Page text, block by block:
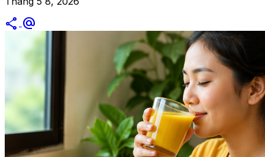
share alternate_email